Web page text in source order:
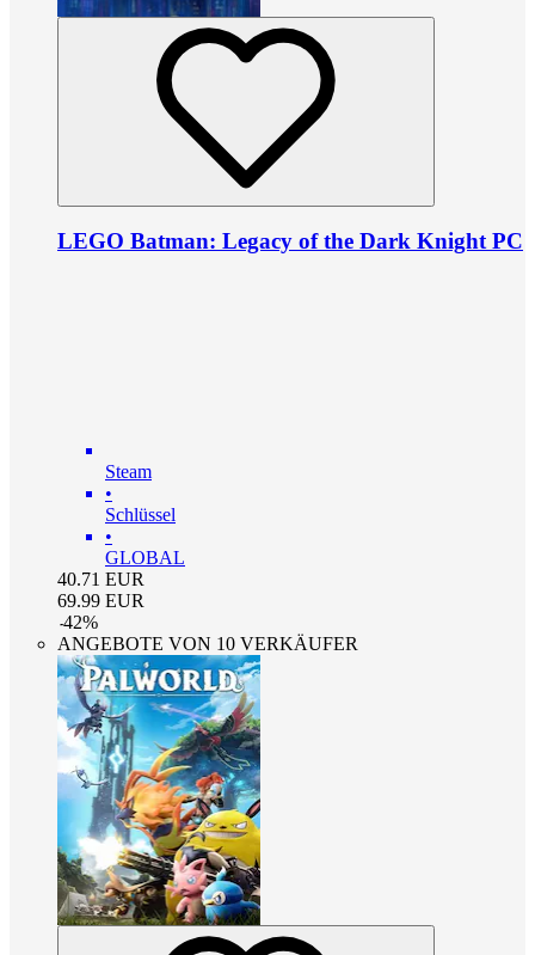
LEGO Batman: Legacy of the Dark Knight PC
Steam
•
Schlüssel
•
GLOBAL
40.71 EUR
69.99 EUR
-42%
ANGEBOTE VON 10 VERKÄUFER